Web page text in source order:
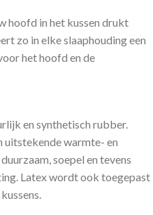
hoofd in het kussen drukt
zo in elke slaaphouding een
het hoofd en de
en synthetisch rubber.
uitstekende warmte- en
soepel en tevens
Latex wordt ook toegepast